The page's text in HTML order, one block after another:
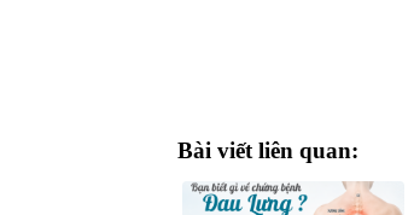
Bài viết liên quan: